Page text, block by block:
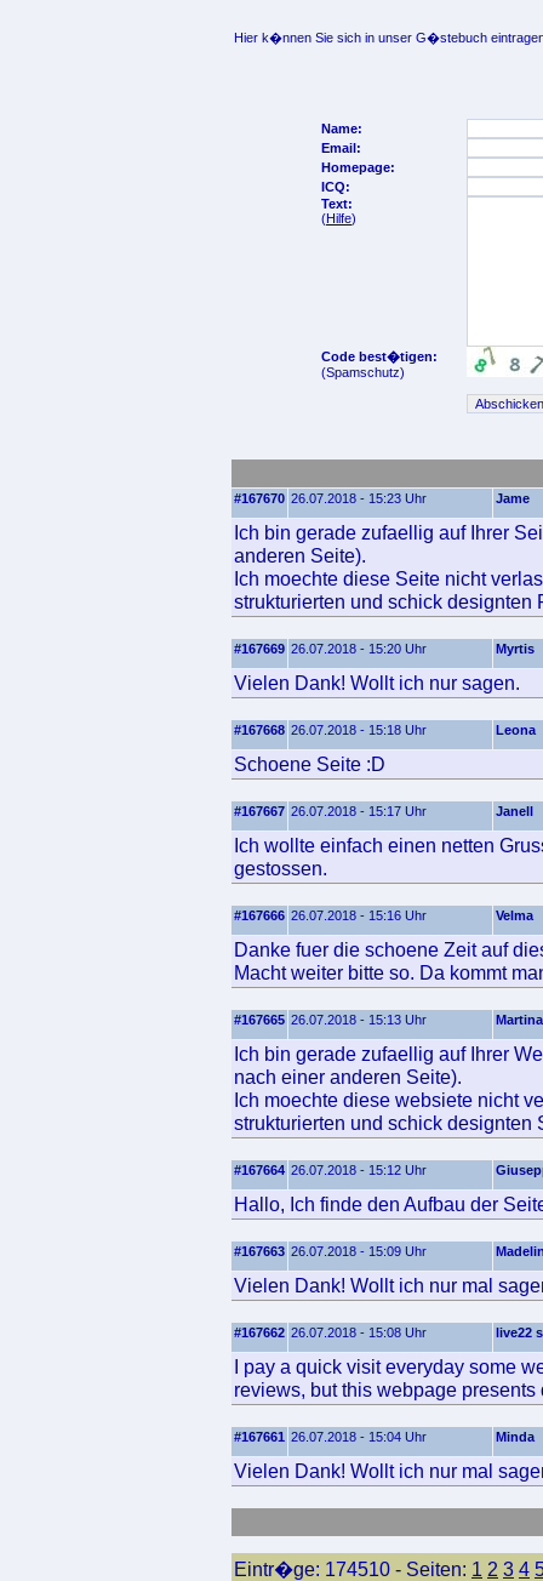
Hier k�nnen Sie sich in unser G�stebuch
Name:
Email:
Homepage:
ICQ:
Text:
(Hilfe)
Code best�tigen:
(Spamschutz)
#167670 26.07.2018 - 15:23 Uhr Jame
Ich bin gerade zufaellig auf Ihrer
anderen Seite).
Ich moechte diese Seite nicht
strukturierten und schick designten
#167669 26.07.2018 - 15:20 Uhr Myrtis
Vielen Dank! Wollt ich nur sagen.
#167668 26.07.2018 - 15:18 Uhr Leona
Schoene Seite :D
#167667 26.07.2018 - 15:17 Uhr Janell
Ich wollte einfach einen netten
gestossen.
#167666 26.07.2018 - 15:16 Uhr Velma
Danke fuer die schoene Zeit auf
Macht weiter bitte so. Da kommt
#167665 26.07.2018 - 15:13 Uhr Martina
Ich bin gerade zufaellig auf Ihrer
nach einer anderen Seite).
Ich moechte diese websiete nicht
strukturierten und schick designten
#167664 26.07.2018 - 15:12 Uhr
Hallo, Ich finde den Aufbau der
#167663 26.07.2018 - 15:09 Uhr
Vielen Dank! Wollt ich nur mal
#167662 26.07.2018 - 15:08 Uhr live22
I pay a quick visit everyday some
reviews, but this webpage
#167661 26.07.2018 - 15:04 Uhr Minda
Vielen Dank! Wollt ich nur mal
Eintr�ge: 174510 - Seiten: 1 2 3 4